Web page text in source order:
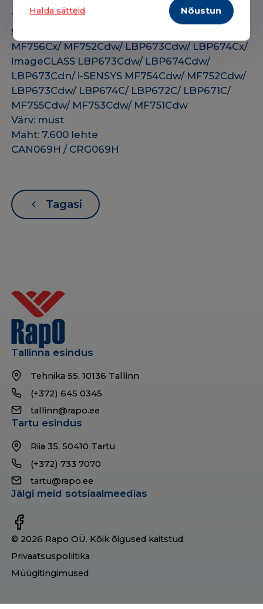
Halda sätteid Nõustun
Toonerikassett Canon 069H (5098C002)
Sobib printeritele: Canon imageCLASS
MF756Cx/ MF752Cdw/ LBP673Cdw/ LBP674Cx/
imageCLASS LBP673Cdw/ LBP674Cdw/
LBP673Cdn/ i-SENSYS MF754Cdw/ MF752Cdw/
LBP673Cdw/ LBP674C/ LBP672C/ LBP671C/
MF755Cdw/ MF753Cdw/ MF751Cdw
Värv: must
Maht: 7.600 lehte
CAN069H / CRG069H
Tagasi
Tallinna esindus
Tehnika 55, 10136 Tallinn
(+372) 645 0345
tallinn@rapo.ee
Tartu esindus
Riia 35, 50410 Tartu
(+372) 733 7070
tartu@rapo.ee
Jälgi meid sotsiaalmeedias
© 2026 Rapo OÜ. Kõik õigused kaitstud.
Privaatsuspoliitika
Müügitingimused